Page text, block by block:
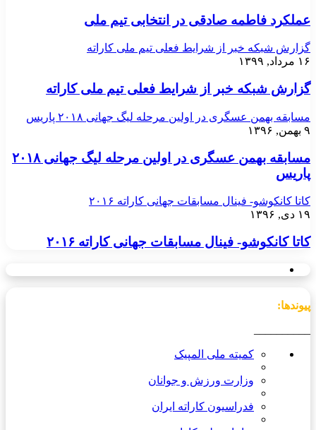
عملکرد فاطمه صادقی در انتخابی تیم ملی
گزارش شبکه خبر از شرایط فعلی تیم ملی کاراته
۱۶ مرداد, ۱۳۹۹
گزارش شبکه خبر از شرایط فعلی تیم ملی کاراته
مسابقه بهمن عسگری در اولین مرحله لیگ جهانی ۲۰۱۸ پاریس
۹ بهمن, ۱۳۹۶
مسابقه بهمن عسگری در اولین مرحله لیگ جهانی ۲۰۱۸
پاریس
کاتا کانکوشو- فینال مسابقات جهانی کاراته ۲۰۱۶
۱۹ دی, ۱۳۹۶
کاتا کانکوشو- فینال مسابقات جهانی کاراته ۲۰۱۶
پیوندها:
کمیته ملی المپیک
وزارت ورزش و جوانان
فدراسیون کاراته ایران